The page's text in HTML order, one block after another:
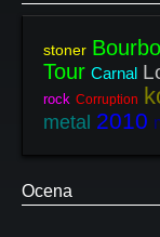
stoner
Tour Carnal
rock Corruption
metal 2010
Ocena